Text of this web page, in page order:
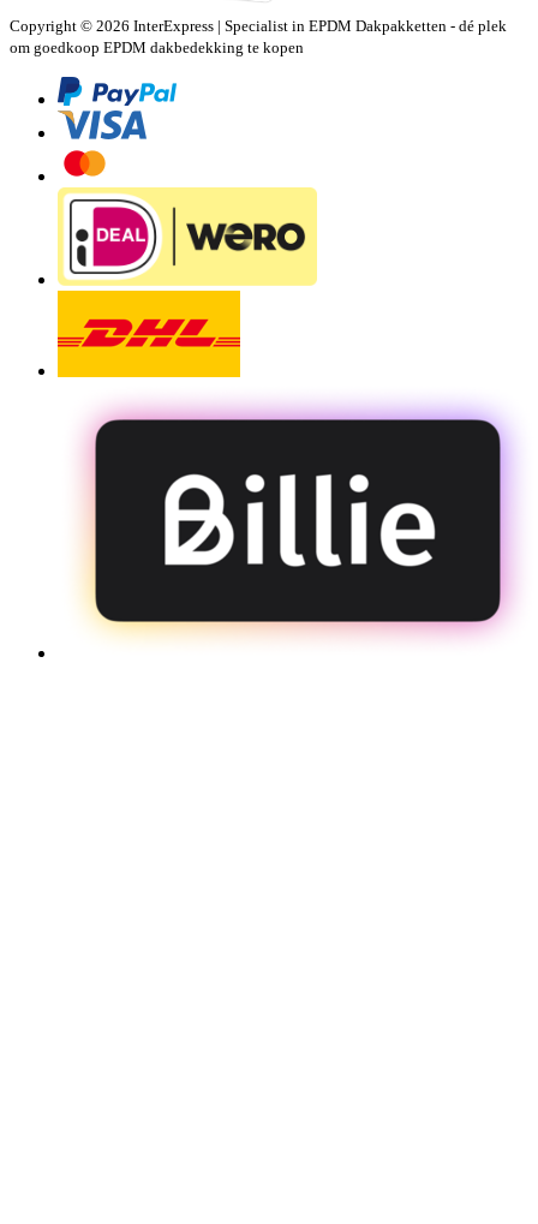
Copyright © 2026 InterExpress | Specialist in EPDM Dakpakketten - dé plek
om goedkoop EPDM dakbedekking te kopen